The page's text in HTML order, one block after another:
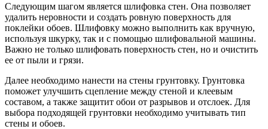
Следующим шагом является шлифовка стен. Она позволяет
удалить неровности и создать ровную поверхность для
поклейки обоев. Шлифовку можно выполнить как вручную,
используя шкурку, так и с помощью шлифовальной машины.
Важно не только шлифовать поверхность стен, но и очистить
ее от пыли и грязи.
Далее необходимо нанести на стены грунтовку. Грунтовка
поможет улучшить сцепление между стеной и клеевым
составом, а также защитит обои от разрывов и отслоек. Для
выбора подходящей грунтовки необходимо учитывать тип
стены и обоев.